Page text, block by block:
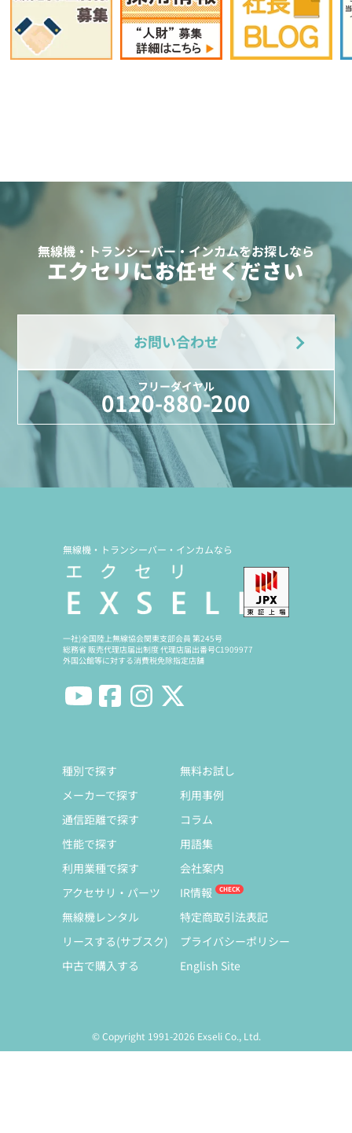
無線機・トランシーバー・インカムをお探しなら
エクセリにお任せください
お問い合わせ
フリーダイヤル
0120-880-200
無線機・トランシーバー・インカムなら
一社)全国陸上無線協会関東支部会員 第245号
総務省 販売代理店届出制度 代理店届出番号C1909977
外国公館等に対する消費税免除指定店舗
種別で探す
メーカーで探す
通信距離で探す
性能で探す
利用業種で探す
アクセサリ・パーツ
無線機レンタル
リースする(サブスク)
中古で購入する
無料お試し
利用事例
コラム
用語集
会社案内
IR情報
特定商取引法表記
プライバシーポリシー
English Site
© Copyright 1991-2026 Exseli Co., Ltd.